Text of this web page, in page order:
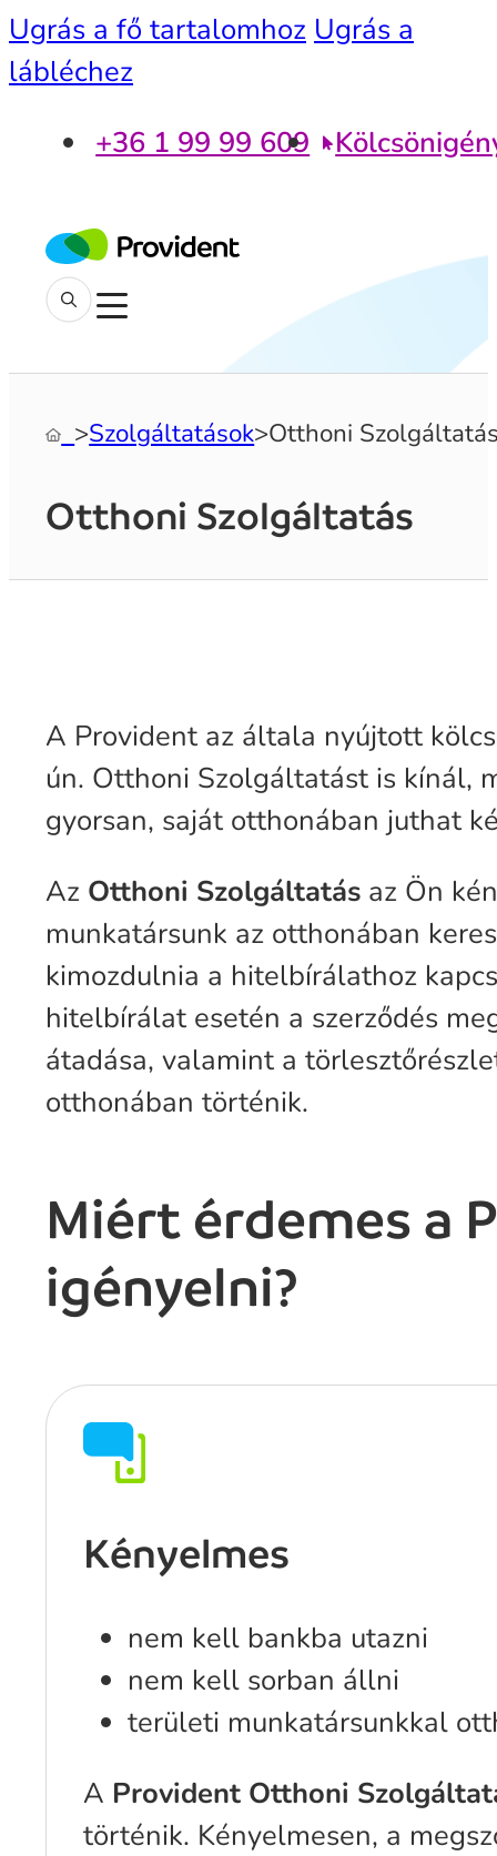
Ugrás a fő tartalomhoz Ugrás a
lábléchez
+36 1 99 99 609
>Szolgáltatások>Otthoni
Otthoni Szolgáltatás
A Provident az általa nyújtott
ún. Otthoni Szolgáltatást is kínál,
gyorsan, saját otthonában juthat
Az Otthoni Szolgáltatás az Ön
munkatársunk az otthonában
kimozdulnia a hitelbírálathoz
hitelbírálat esetén a szerződés
átadása, valamint a
otthonában történik.
Miért érdemes a
igényelni?
Kényelmes
nem kell bankba utazni
nem kell sorban állni
területi munkatársunkkal
A Provident Otthoni
történik. Kényelmesen, a